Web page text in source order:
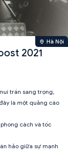
Hà Nội
2021
trần sang trọng,
là một quảng cáo
cách và tốc
hảo giữa sự mạnh